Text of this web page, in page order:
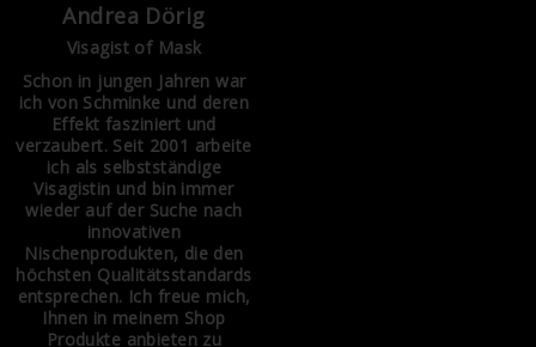
Andrea Dörig
Visagist of Mask
Schon in jungen Jahren war
ich von Schminke und deren
Effekt fasziniert und
verzaubert. Seit 2001 arbeite
ich als selbstständige
Visagistin und bin immer
wieder auf der Suche nach
innovativen
Nischenprodukten, die den
höchsten Qualitätsstandards
entsprechen. Ich freue mich,
Ihnen in meinem Shop
Produkte anbieten zu